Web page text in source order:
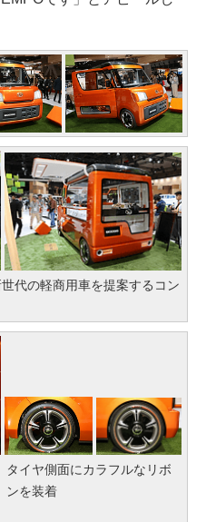
代の軽商用車を提案するコン
タイヤ側面にカラフルなリボ
ンを装着